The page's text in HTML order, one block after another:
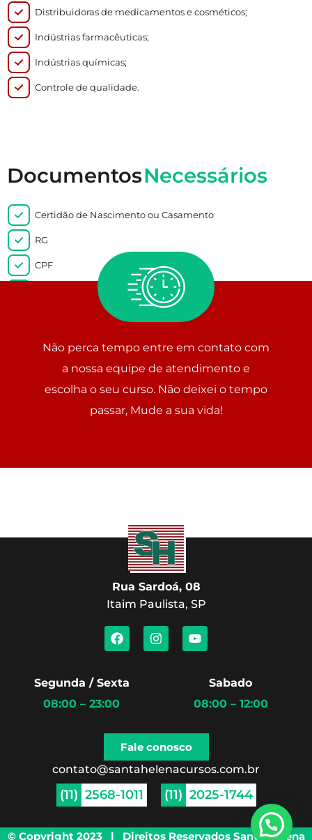
Distribuidoras de medicamentos e cosméticos;
Indústrias farmacêuticas;
Indústrias químicas;
Controle de qualidade.
DocumentosNecessários
Certidão de Nascimento ou Casamento
RG
CPF
Comprovante de endereço
Histórico escolar do 2º Grau ou declaração de conclusão
Não perca tempo entre em contato com
a nossa equipe de atendimento e
escolha o seu curso. Não deixei o tempo
passar, Mude a sua vida!
Rua Sardoá, 08
Itaim Paulista, SP
F
a
c
b
o
I
n
s
m
Y
o
u
e
Segunda / Sexta
08:00 – 23:00
Sabado
08:00 – 12:00
Fale conosco
contato@santahelenacursos.com.br
(11) 2568-1011 (11) 2025-1744
© Copyright 2023 | Direitos Reservados Santa Helena